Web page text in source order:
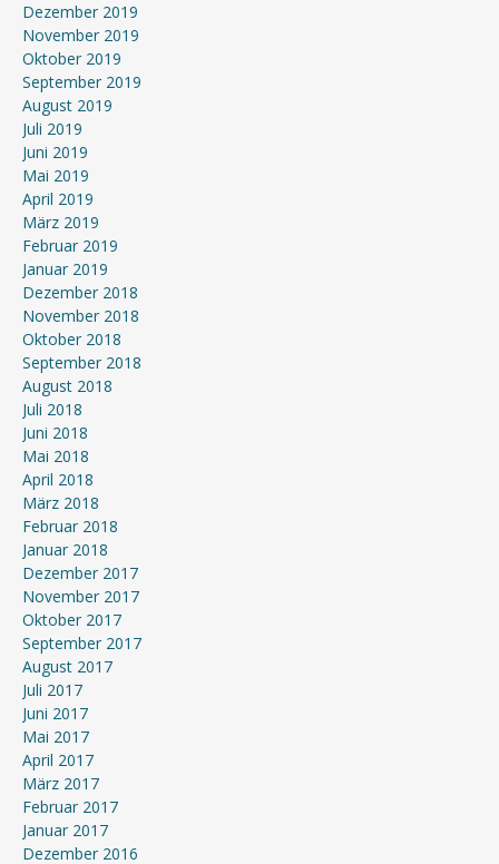
Dezember 2019
November 2019
Oktober 2019
September 2019
August 2019
Juli 2019
Juni 2019
Mai 2019
April 2019
März 2019
Februar 2019
Januar 2019
Dezember 2018
November 2018
Oktober 2018
September 2018
August 2018
Juli 2018
Juni 2018
Mai 2018
April 2018
März 2018
Februar 2018
Januar 2018
Dezember 2017
November 2017
Oktober 2017
September 2017
August 2017
Juli 2017
Juni 2017
Mai 2017
April 2017
März 2017
Februar 2017
Januar 2017
Dezember 2016